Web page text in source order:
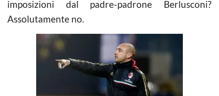
imposizioni dal padre-padrone Berlusconi?
Assolutamente no.